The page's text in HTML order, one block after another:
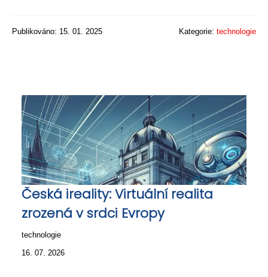
Publikováno: 15. 01. 2025 Kategorie: technologie
Česká ireality: Virtuální realita
zrozená v srdci Evropy
technologie
16. 07. 2026